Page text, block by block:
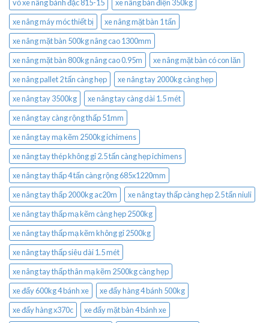
vỏ xe nâng bánh đặc 815-15
xe nâng bàn điện 350kg
xe nâng máy móc thiết bị
xe nâng mặt bàn 1 tấn
xe nâng mặt bàn 500kg nâng cao 1300mm
xe nâng mặt bàn 800kg nâng cao 0.95m
xe nâng mặt bàn có con lăn
xe nâng pallet 2 tấn càng hẹp
xe nâng tay 2000kg càng hẹp
xe nâng tay 3500kg
xe nâng tay càng dài 1.5 mét
xe nâng tay càng rộng thấp 51mm
xe nâng tay mạ kẽm 2500kg ichimens
xe nâng tay thép không gỉ 2.5 tấn càng hẹp ichimens
xe nâng tay thấp 4 tấn càng rộng 685x1220mm
xe nâng tay thấp 2000kg ac20m
xe nâng tay thấp càng hẹp 2.5 tấn niuli
xe nâng tay thấp mạ kẽm càng hẹp 2500kg
xe nâng tay thấp mạ kẽm không gỉ 2500kg
xe nâng tay thấp siêu dài 1.5 mét
xe nâng tay thấp thân mạ kẽm 2500kg càng hẹp
xe đẩy 600kg 4 bánh xe
xe đẩy hàng 4 bánh 500kg
xe đẩy hàng x370c
xe đẩy mặt bàn 4 bánh xe